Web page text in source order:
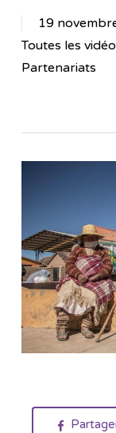
19
Toutes les
Partenariats